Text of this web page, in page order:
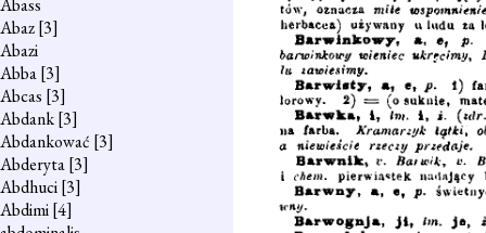
Abass
Abaz[3]
Abazi
Abba[3]
Abcas [3]
Abdank[3]
Abdankować [3]
Abderyta[3]
Abdhuci[3]
Abdimi[4]